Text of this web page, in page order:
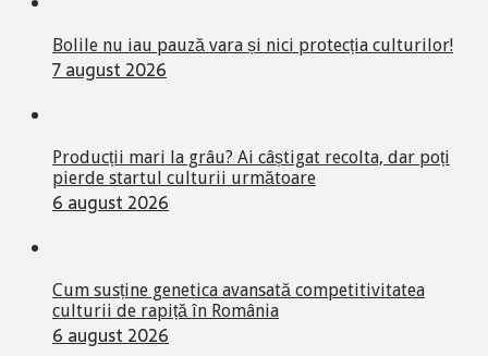
Bolile nu iau pauză vara și nici protecția culturilor!
7 august 2026
Producții mari la grâu? Ai câștigat recolta, dar poți
pierde startul culturii următoare
6 august 2026
Cum susține genetica avansată competitivitatea
culturii de rapiță în România
6 august 2026